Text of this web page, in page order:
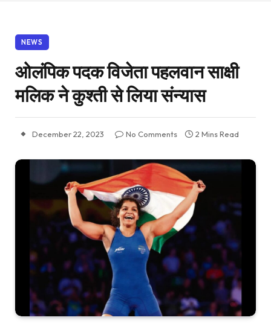
NEWS
ओलंपिक पदक विजेता पहलवान साक्षी
मलिक ने कुश्ती से लिया संन्यास
December 22, 2023 No Comments 2 Mins Read